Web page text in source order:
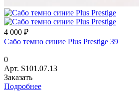
4 000 ₽
Сабо темно синие Plus Prestige 39
0
Арт. S101.07.13
Заказать
Подробнее